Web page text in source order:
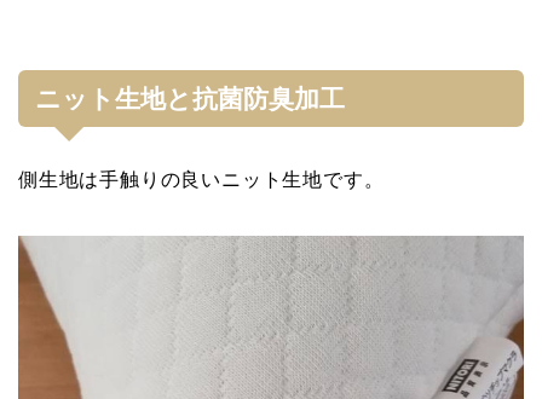
ニット生地と抗菌防臭加工
側生地は手触りの良いニット生地です。